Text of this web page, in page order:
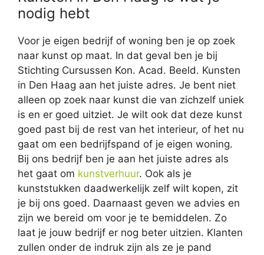
nodig hebt
Voor je eigen bedrijf of woning ben je op zoek
naar kunst op maat. In dat geval ben je bij
Stichting Cursussen Kon. Acad. Beeld. Kunsten
in Den Haag aan het juiste adres. Je bent niet
alleen op zoek naar kunst die van zichzelf uniek
is en er goed uitziet. Je wilt ook dat deze kunst
goed past bij de rest van het interieur, of het nu
gaat om een bedrijfspand of je eigen woning.
Bij ons bedrijf ben je aan het juiste adres als
het gaat om kunstverhuur. Ook als je
kunststukken daadwerkelijk zelf wilt kopen, zit
je bij ons goed. Daarnaast geven we advies en
zijn we bereid om voor je te bemiddelen. Zo
laat je jouw bedrijf er nog beter uitzien. Klanten
zullen onder de indruk zijn als ze je pand